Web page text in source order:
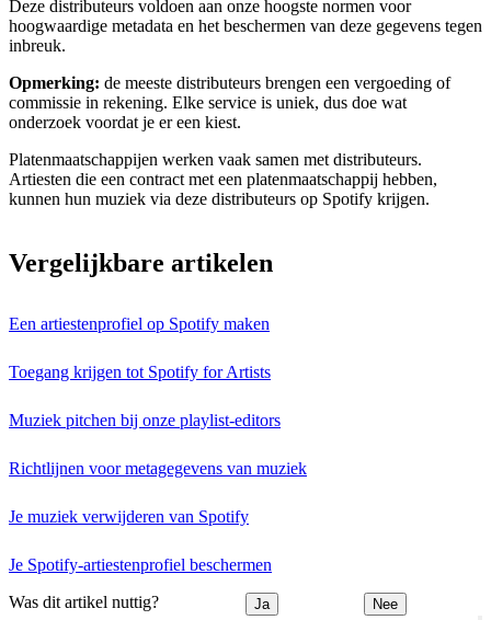
Deze distributeurs voldoen aan onze hoogste normen voor
hoogwaardige metadata en het beschermen van deze gegevens tegen
inbreuk.
Opmerking: de meeste distributeurs brengen een vergoeding of
commissie in rekening. Elke service is uniek, dus doe wat
onderzoek voordat je er een kiest.
Platenmaatschappijen werken vaak samen met distributeurs.
Artiesten die een contract met een platenmaatschappij hebben,
kunnen hun muziek via deze distributeurs op Spotify krijgen.
Vergelijkbare artikelen
Een artiestenprofiel op Spotify maken
Toegang krijgen tot Spotify for Artists
Muziek pitchen bij onze playlist-editors
Richtlijnen voor metagegevens van muziek
Je muziek verwijderen van Spotify
Je Spotify-artiestenprofiel beschermen
Was dit artikel nuttig? Ja Nee